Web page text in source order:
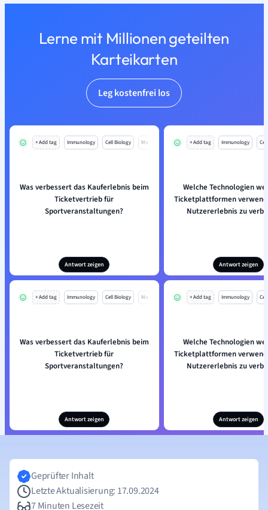
Lerne mit Millionen geteilten
Karteikarten
Leg kostenfrei los
+ Add tag Immunology Cell Biology Mo
Was verbessert das Kauferlebnis beim
Ticketvertrieb für
Sportveranstaltungen?
Antwort zeigen
+ Add tag Immunology
Welche Technologien
Ticketplattformen
Nutzererlebnis zu
Antwort zeigen
+ Add tag Immunology Cell Biology Mo
Was verbessert das Kauferlebnis beim
Ticketvertrieb für
Sportveranstaltungen?
Antwort zeigen
+ Add tag Immunology
Welche Technologien
Ticketplattformen
Nutzererlebnis zu
Antwort zeigen
Geprüfter Inhalt
Letzte Aktualisierung: 17.09.2024
7 Minuten Lesezeit